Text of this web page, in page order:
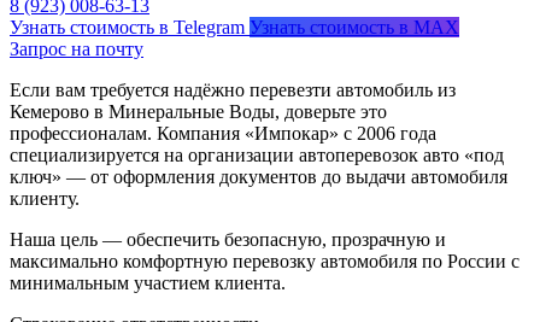
8 (923) 008-63-13
Узнать стоимость в Telegram Узнать стоимость в MAX
Запрос на почту
Если вам требуется надёжно перевезти автомобиль из
Кемерово в Минеральные Воды, доверьте это
профессионалам. Компания «Импокар» с 2006 года
специализируется на организации автоперевозок авто «под
ключ» — от оформления документов до выдачи автомобиля
клиенту.
Наша цель — обеспечить безопасную, прозрачную и
максимально комфортную перевозку автомобиля по России с
минимальным участием клиента.